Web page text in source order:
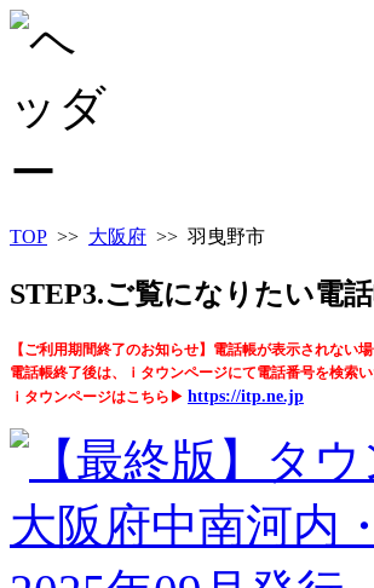
TOP >> 大阪府 >> 羽曳野市
STEP3.ご覧になりたい電
【ご利用期間終了のお知らせ】電話帳が表示されない
電話帳終了後は、ｉタウンページにて電話番号を検索い
ｉタウンページはこちら▶ https://itp.ne.jp